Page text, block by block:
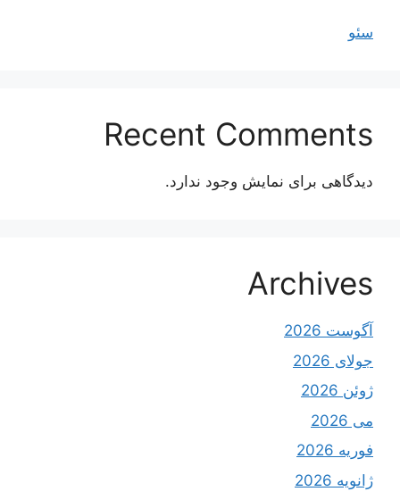
سئو
Recent Comments
دیدگاهی برای نمایش وجود ندارد.
Archives
آگوست 2026
جولای 2026
ژوئن 2026
می 2026
فوریه 2026
ژانویه 2026